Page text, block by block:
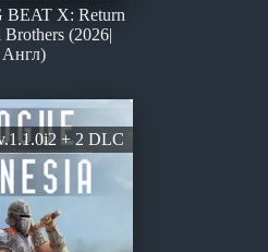
BEAT X: Return
(2026|
Англ)
+ 2 DLC